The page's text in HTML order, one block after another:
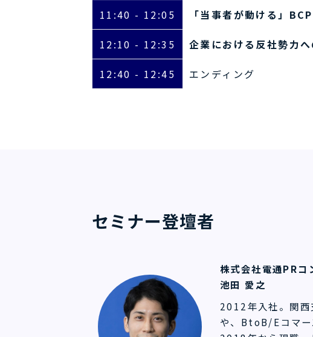
11:40 - 12:05 「当事者が動ける」
12:10 - 12:35 企業における反社勢力
12:40 - 12:45 エンディング
セミナー登壇者
株式会社電通PRコ
池田 愛之
2012年入社。関西
や、BtoB/Eコマー